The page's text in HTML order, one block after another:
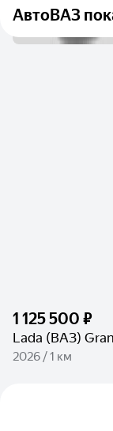
АвтоВАЗ
1 125 500 ₽
Lada (ВАЗ)
2026 / 1 км